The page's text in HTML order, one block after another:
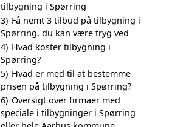
tilbygning i Spørring
3) Få nemt 3 tilbud på tilbygning i
Spørring, du kan være tryg ved
4) Hvad koster tilbygning i
Spørring?
5) Hvad er med til at bestemme
prisen på tilbygning i Spørring?
6) Oversigt over firmaer med
speciale i tilbygninger i Spørring